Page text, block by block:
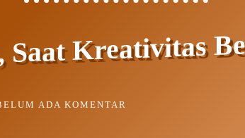
Kreativitas
ADA KOMENTAR